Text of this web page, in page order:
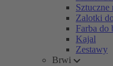
Sztuczne
Zalotki
Farba do
Kajal
Zestawy
Brwi